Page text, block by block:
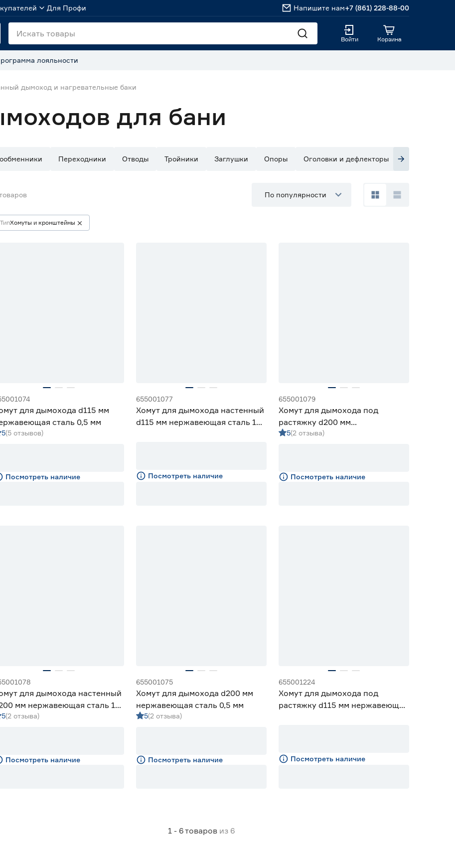
Для Профи Напишите нам+7 (861) 228-88-00
Войти Корзина
лояльности
дымоход и нагревательные баки
для бани
Переходники Отводы Тройники Заглушки Опоры Оголовки и дефлекторы
По популярности
ТипХомуты и кронштейны
для дымохода d115 мм
сталь 0,5 мм
5(5 отзывов)
Посмотреть наличие
655001077
Хомут для дымохода настенный
d115 мм нержавеющая сталь 1
Посмотреть наличие
655001079
Хомут для дымохода под
растяжку d200 мм
нержавеющая сталь 1 мм
5(2 отзыва)
Посмотреть наличие
для дымохода настенный
мм нержавеющая сталь 1
5(2 отзыва)
Посмотреть наличие
655001075
Хомут для дымохода d200 мм
нержавеющая сталь 0,5 мм
5(2 отзыва)
Посмотреть наличие
655001224
Хомут для дымохода под
растяжку d115 мм нержавеющая
Посмотреть наличие
1 - 6товаров из 6